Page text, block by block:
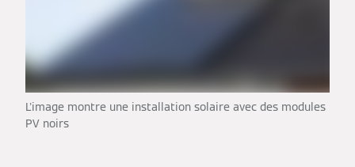
L'image montre une installation solaire avec des modules
PV noirs